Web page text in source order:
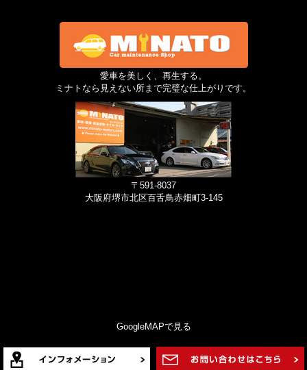
愛車を美しく、再生する。
ミナトなら見えない所まで完璧な仕上がりです。
〒591-8037
大阪府堺市北区百舌鳥赤畑町3-145
GoogleMAPで見る